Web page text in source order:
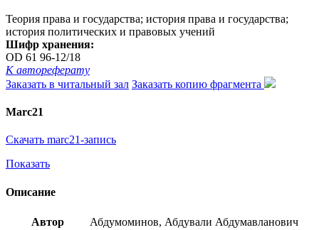
Теория права и государства; история права и государства;
история политических и правовых учений
Шифр хранения:
OD 61 96-12/18
К автореферату
Заказать в читальный зал Заказать копию фрагмента
Marc21
Скачать marc21-запись
Показать
Описание
Автор Абдумоминов, Абдували Абдумавланович